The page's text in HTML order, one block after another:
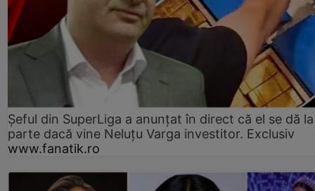
Șeful din SuperLiga a anunțat în direct că el se dă
parte dacă vine Neluțu Varga investitor. Exclusiv
www.fanatik.ro